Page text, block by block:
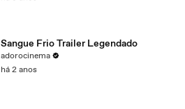
Sangue Frio Trailer Legendado
adorocinema
há 2 anos